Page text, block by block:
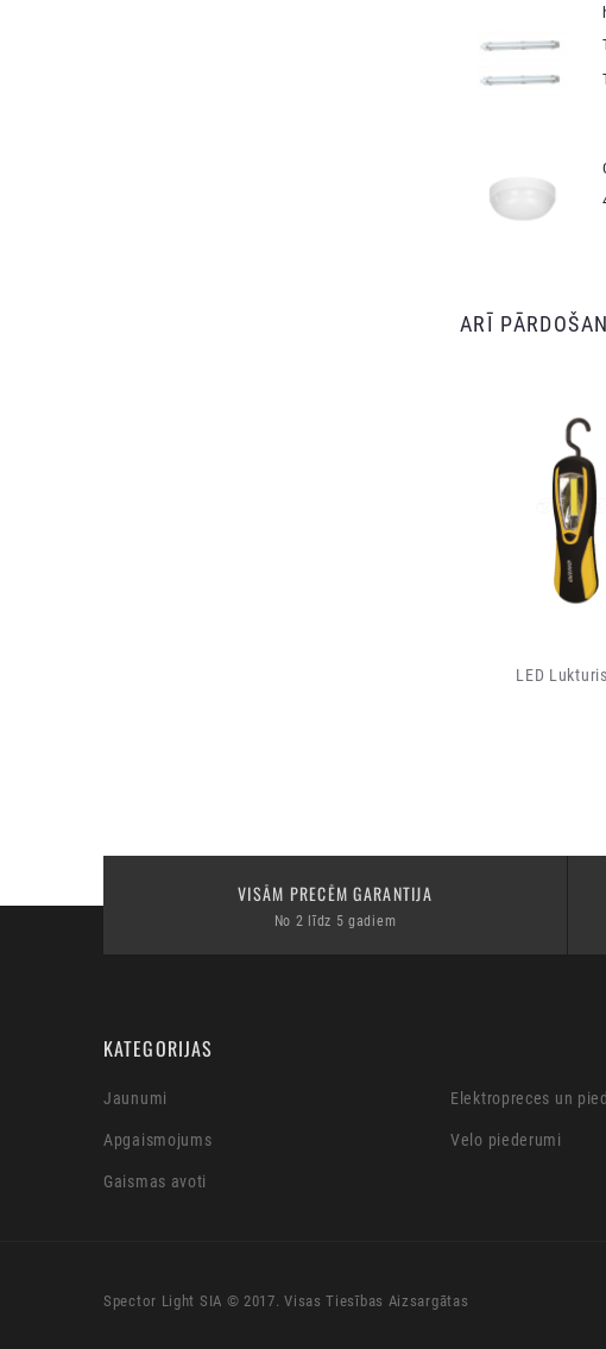
ARĪ
LED
VISĀM PRECĒM GARANTIJA
No 2 līdz 5 gadiem
KATEGORIJAS
Jaunumi
Apgaismojums
Gaismas avoti
Elektropreces un
Velo piederumi
Spector Light SIA © 2017. Visas Tiesības Aizsargātas